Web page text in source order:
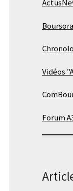
Vidéos
Forum